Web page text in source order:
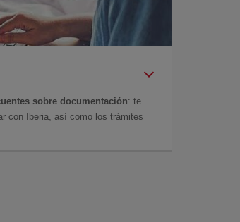
sobre documentación: te
con Iberia, así como los trámites